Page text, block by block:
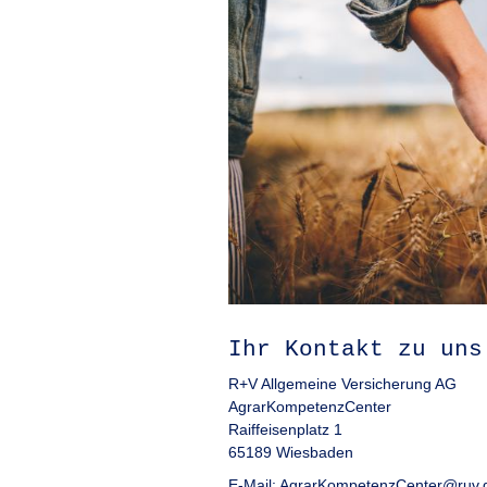
Ihr Kontakt zu
R+V Allgemeine Versicherung AG
AgrarKompetenzCenter
Raiffeisenplatz 1
65189 Wiesbaden